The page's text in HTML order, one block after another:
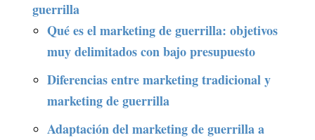
guerrilla
Qué es el marketing de guerrilla: objetivos
muy delimitados con bajo presupuesto
Diferencias entre marketing tradicional y
marketing de guerrilla
Adaptación del marketing de guerrilla a